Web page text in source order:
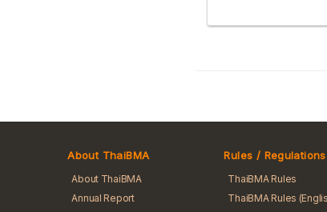
About ThaiBMA
About ThaiBMA
Annual Report
Rules / Regulations
ThaiBMA Rules
ThaiBMA Rules